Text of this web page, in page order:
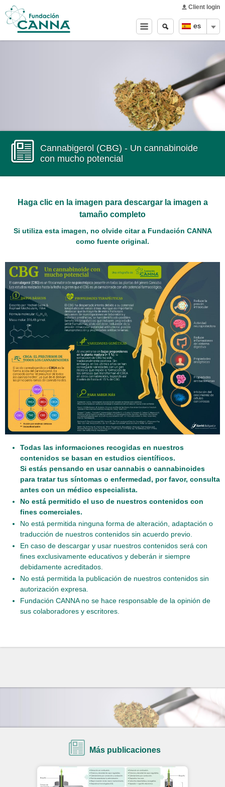
es
Client login
Main menu
Search
form
Buscar
Cannabigerol (CBG) - Un cannabinoide
con mucho potencial
Haga clic en la imagen para descargar la imagen a
tamaño completo
Si utiliza esta imagen, no olvide citar a Fundación CANNA
como fuente original.
Todas las informaciones recogidas en nuestros
contenidos se basan en estudios científicos.
Si estás pensando en usar cannabis o cannabinoides
para tratar tus síntomas o enfermedad, por favor, consulta
antes con un médico especialista.
No está permitido el uso de nuestros contenidos con
fines comerciales.
No está permitida ninguna forma de alteración, adaptación o
traducción de nuestros contenidos sin acuerdo previo.
En caso de descargar y usar nuestros contenidos será con
fines exclusivamente educativos y deberán ir siempre
debidamente acreditados.
No está permitida la publicación de nuestros contenidos sin
autorización expresa.
Fundación CANNA no se hace responsable de la opinión de
sus colaboradores y escritores.
Más publicaciones